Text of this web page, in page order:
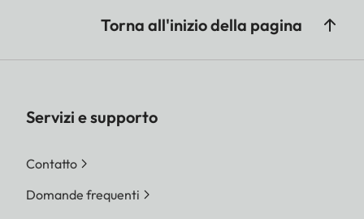
Torna all'inizio della pagina
Servizi e supporto
Contatto
Domande frequenti